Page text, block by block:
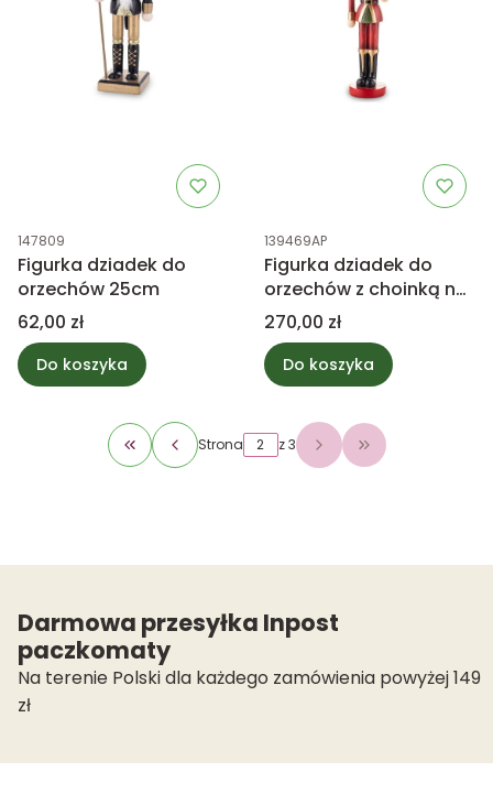
Kod produktu
147809
Figurka dziadek do
orzechów 25cm
Cena
62,00 zł
Do koszyka
Kod produktu
139469AP
Figurka dziadek do
orzechów z choinką na
głowie
Cena
270,00 zł
Do koszyka
Wróć do pierwszej strony z produktami
Strona z 3 Przejdź do
Darmowa przesyłka Inpost
paczkomaty
Na terenie Polski dla każdego zamówienia powyżej 149
zł